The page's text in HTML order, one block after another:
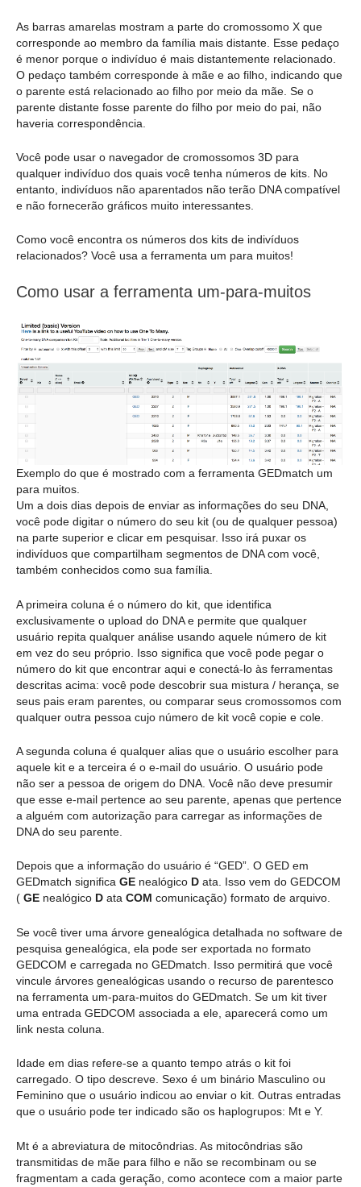
As barras amarelas mostram a parte do cromossomo X que
corresponde ao membro da família mais distante. Esse pedaço
é menor porque o indivíduo é mais distantemente relacionado.
O pedaço também corresponde à mãe e ao filho, indicando que
o parente está relacionado ao filho por meio da mãe. Se o
parente distante fosse parente do filho por meio do pai, não
haveria correspondência.
Você pode usar o navegador de cromossomos 3D para
qualquer indivíduo dos quais você tenha números de kits. No
entanto, indivíduos não aparentados não terão DNA compatível
e não fornecerão gráficos muito interessantes.
Como você encontra os números dos kits de indivíduos
relacionados? Você usa a ferramenta um para muitos!
Como usar a ferramenta um-para-muitos
Exemplo do que é mostrado com a ferramenta GEDmatch um
para muitos.
Um a dois dias depois de enviar as informações do seu DNA,
você pode digitar o número do seu kit (ou de qualquer pessoa)
na parte superior e clicar em pesquisar. Isso irá puxar os
indivíduos que compartilham segmentos de DNA com você,
também conhecidos como sua família.
A primeira coluna é o número do kit, que identifica
exclusivamente o upload do DNA e permite que qualquer
usuário repita qualquer análise usando aquele número de kit
em vez do seu próprio. Isso significa que você pode pegar o
número do kit que encontrar aqui e conectá-lo às ferramentas
descritas acima: você pode descobrir sua mistura / herança, se
seus pais eram parentes, ou comparar seus cromossomos com
qualquer outra pessoa cujo número de kit você copie e cole.
A segunda coluna é qualquer alias que o usuário escolher para
aquele kit e a terceira é o e-mail do usuário. O usuário pode
não ser a pessoa de origem do DNA. Você não deve presumir
que esse e-mail pertence ao seu parente, apenas que pertence
a alguém com autorização para carregar as informações de
DNA do seu parente.
Depois que a informação do usuário é “GED”. O GED em
GEDmatch significa GE nealógico D ata. Isso vem do GEDCOM
( GE nealógico D ata COM comunicação) formato de arquivo.
Se você tiver uma árvore genealógica detalhada no software de
pesquisa genealógica, ela pode ser exportada no formato
GEDCOM e carregada no GEDmatch. Isso permitirá que você
vincule árvores genealógicas usando o recurso de parentesco
na ferramenta um-para-muitos do GEDmatch. Se um kit tiver
uma entrada GEDCOM associada a ele, aparecerá como um
link nesta coluna.
Idade em dias refere-se a quanto tempo atrás o kit foi
carregado. O tipo descreve. Sexo é um binário Masculino ou
Feminino que o usuário indicou ao enviar o kit. Outras entradas
que o usuário pode ter indicado são os haplogrupos: Mt e Y.
Mt é a abreviatura de mitocôndrias. As mitocôndrias são
transmitidas de mãe para filho e não se recombinam ou se
fragmentam a cada geração, como acontece com a maior parte